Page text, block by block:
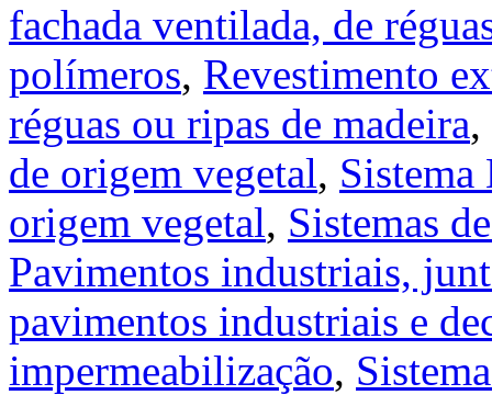
fachada ventilada, de
polímeros, Revestimento
réguas ou ripas de madeira,
de origem vegetal,
origem vegetal, Sistemas
Pavimentos industriais,
pavimentos industriais e
impermeabilização,